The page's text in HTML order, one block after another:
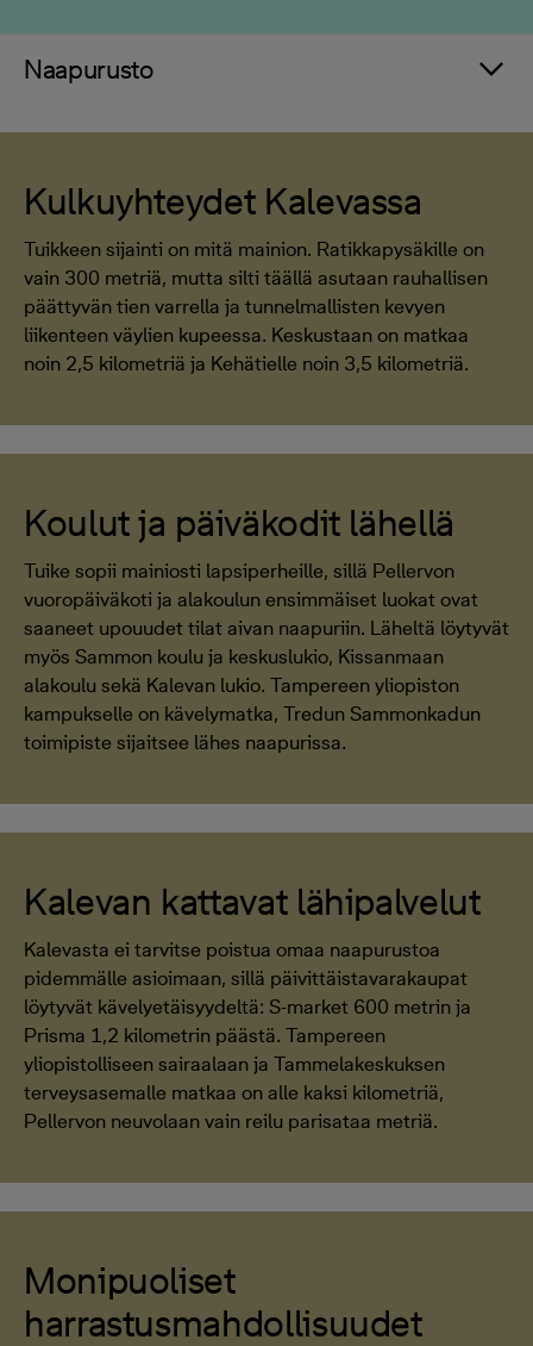
Naapurusto
Kulkuyhteydet Kalevassa
Tuikkeen sijainti on mitä mainion. Ratikkapysäkille on
vain 300 metriä, mutta silti täällä asutaan rauhallisen
päättyvän tien varrella ja tunnelmallisten kevyen
liikenteen väylien kupeessa. Keskustaan on matkaa
noin 2,5 kilometriä ja Kehätielle noin 3,5 kilometriä.
Koulut ja päiväkodit lähellä
Tuike sopii mainiosti lapsiperheille, sillä Pellervon
vuoropäiväkoti ja alakoulun ensimmäiset luokat ovat
saaneet upouudet tilat aivan naapuriin. Läheltä löytyvät
myös Sammon koulu ja keskuslukio, Kissanmaan
alakoulu sekä Kalevan lukio. Tampereen yliopiston
kampukselle on kävelymatka, Tredun Sammonkadun
toimipiste sijaitsee lähes naapurissa.
Kalevan kattavat lähipalvelut
Kalevasta ei tarvitse poistua omaa naapurustoa
pidemmälle asioimaan, sillä päivittäistavarakaupat
löytyvät kävelyetäisyydeltä: S-market 600 metrin ja
Prisma 1,2 kilometrin päästä. Tampereen
yliopistolliseen sairaalaan ja Tammelakeskuksen
terveysasemalle matkaa on alle kaksi kilometriä,
Pellervon neuvolaan vain reilu parisataa metriä.
Monipuoliset
harrastusmahdollisuudet